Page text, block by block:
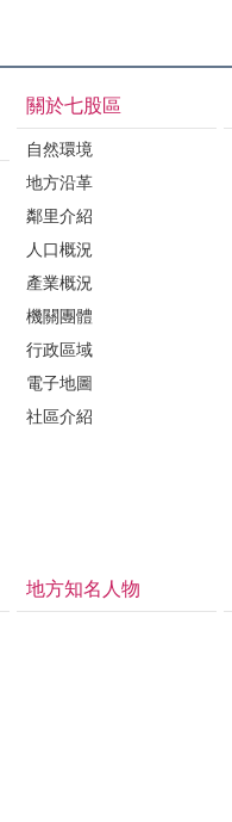
關於七股區
自然環境
地方沿革
鄰里介紹
人口概況
產業概況
機關團體
行政區域
電子地圖
社區介紹
地方知名人物